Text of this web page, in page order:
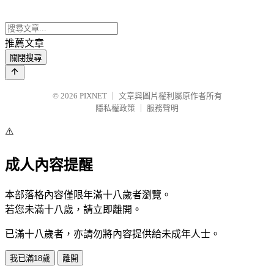
推薦文章
關閉搜尋
© 2026 PIXNET
文章與圖片權利屬原作者所有
隱私權政策
服務聲明
⚠️
成人內容提醒
本部落格內容僅限年滿十八歲者瀏覽。
若您未滿十八歲，請立即離開。
已滿十八歲者，亦請勿將內容提供給未成年人士。
我已滿18歲 離開